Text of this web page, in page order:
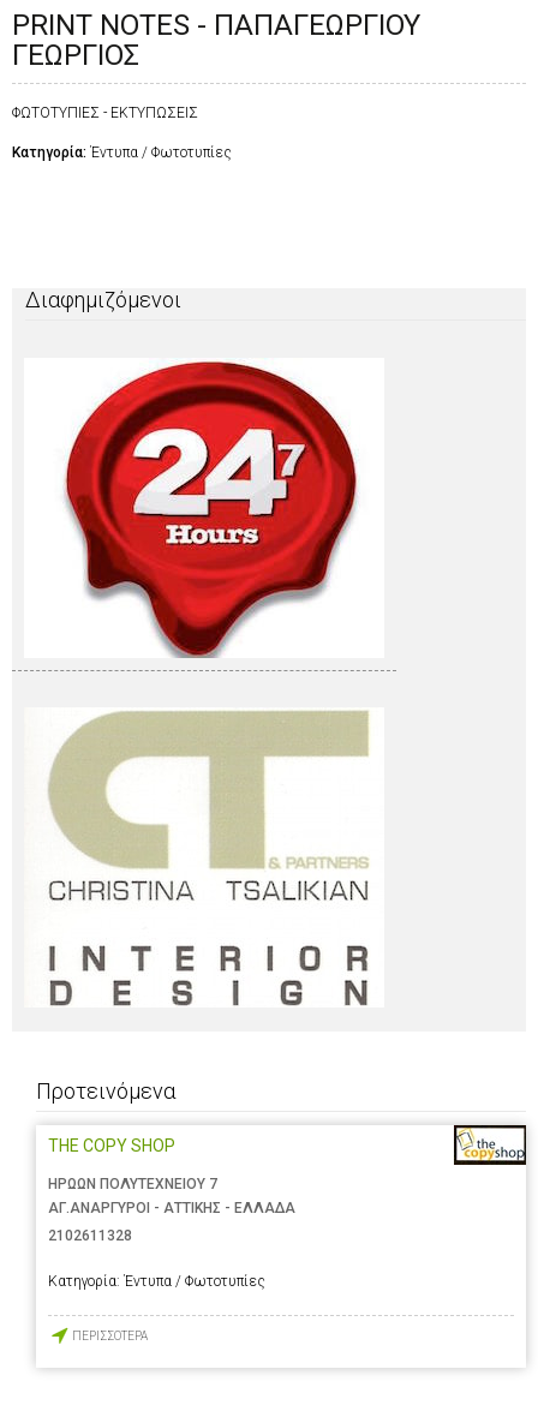
PRINT NOTES - ΠΑΠΑΓΕΩΡΓΙΟΥ
ΓΕΩΡΓΙΟΣ
ΦΩΤΟΤΥΠΙΕΣ - ΕΚΤΥΠΩΣΕΙΣ
Κατηγορία: Έντυπα / Φωτοτυπίες
Διαφημιζόμενοι
Προτεινόμενα
THE COPY SHOP
ΗΡΩΩΝ ΠΟΛΥΤΕΧΝΕΙΟΥ 7
ΑΓ.ΑΝΑΡΓΥΡΟΙ - ΑΤΤΙΚΗΣ - ΕΛΛΑΔΑ
2102611328
Κατηγορία: Έντυπα / Φωτοτυπίες
ΠΕΡΙΣΣΟΤΕΡΑ